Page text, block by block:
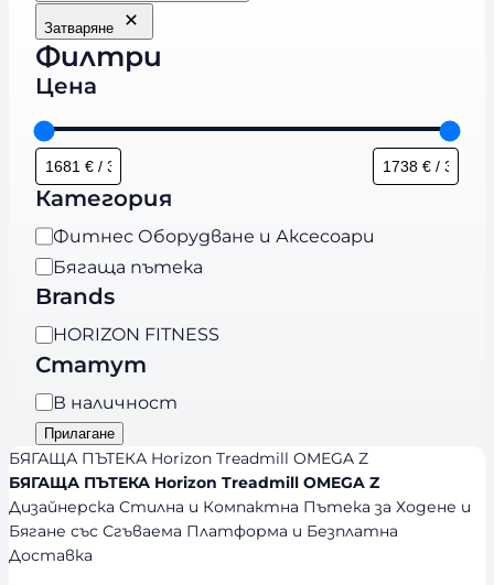
Затваряне
Филтри
Цена
Категория
К
а
т
г
о
р
и
я
Фитнес Оборудване и Аксесоари
Бягаща пътека
Brands
B
r
a
n
d
s
HORIZON FITNESS
Статут
Н
а
л
и
ч
н
о
В наличност
Прилагане
БЯГАЩА ПЪТЕКА Horizon Treadmill OMEGA Z
БЯГАЩА ПЪТЕКА Horizon Treadmill OMEGA Z
Дизайнерска Стилна и Компактна Пътека за Ходене и
Бягане със Сгъваема Платформа и Безплатна
Доставка